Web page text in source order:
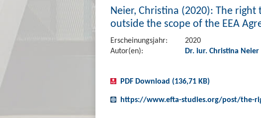
Neier, Christina (2020): The
outside the scope of the EEA
Erscheinungsjahr:
2020
Autor(en):
Dr. iur. Christina Neier
PDF Download (136,71 KB)
https://www.efta-studies.org/post/the-